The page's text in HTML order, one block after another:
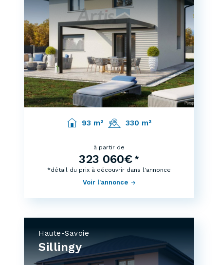
93 m² 330 m²
à partir de
323 060€ *
Voir l'annonce
*détail du prix à découvrir dans l'annonce
Haute-Savoie
Sillingy